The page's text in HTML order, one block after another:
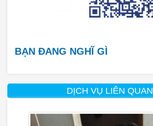
BẠN ĐANG NGHĨ GÌ
DỊCH VỤ LIÊN QUAN